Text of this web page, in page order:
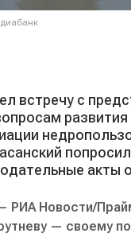
встречу с
акты
Новости/
— своему